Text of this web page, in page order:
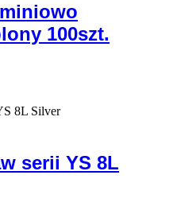
100szt.
serii YS 8L